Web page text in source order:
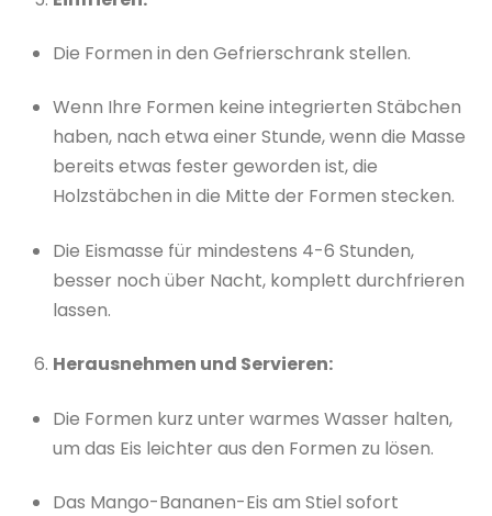
Die Formen in den Gefrierschrank stellen.
Wenn Ihre Formen keine integrierten Stäbchen
haben, nach etwa einer Stunde, wenn die Masse
bereits etwas fester geworden ist, die
Holzstäbchen in die Mitte der Formen stecken.
Die Eismasse für mindestens 4-6 Stunden,
besser noch über Nacht, komplett durchfrieren
lassen.
Herausnehmen und Servieren:
Die Formen kurz unter warmes Wasser halten,
um das Eis leichter aus den Formen zu lösen.
Das Mango-Bananen-Eis am Stiel sofort